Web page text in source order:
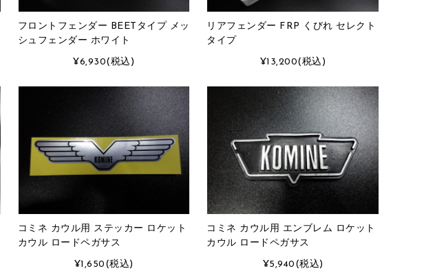
フロントフェンダー BEETタイプ メッ
シュフェンダー ホワイト
¥6,930(税込)
リアフェンダー FRP くびれ セレクト
タイプ
¥13,200(税込)
コミネ カウル用 ステッカー ロケット
カウル ロードペガサス
¥1,650 (税込)
コミネ カウル用 エンブレム ロケット
カウル ロードペガサス
¥5,940 (税込)